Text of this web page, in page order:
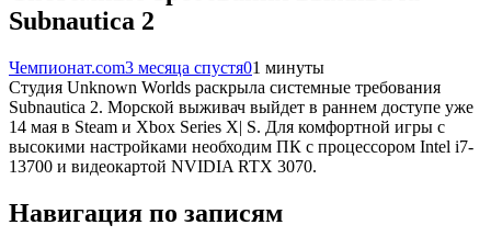
Subnautica 2
Чемпионат.com3 месяца спустя01 минуты
Студия Unknown Worlds раскрыла системные требования
Subnautica 2. Морской выживач выйдет в раннем доступе уже
14 мая в Steam и Xbox Series X| S. Для комфортной игры с
высокими настройками необходим ПК с процессором Intel i7-
13700 и видеокартой NVIDIA RTX 3070.
Навигация по записям